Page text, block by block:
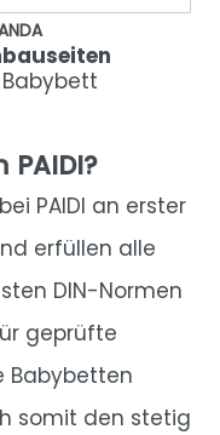
PAIDI an erster
erfüllen alle
DIN-Normen
geprüfte
Babybetten
somit den stetig